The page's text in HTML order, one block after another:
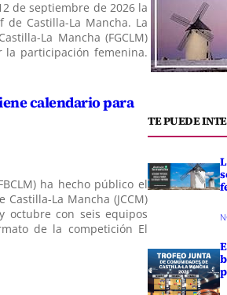
de septiembre de 2026 la
de Castilla-La Mancha. La
La Mancha (FGCLM)
participación femenina.
calendario para
ha hecho público el
La Mancha (JCCM)
octubre con seis equipos
de la competición El
TE PUEDE